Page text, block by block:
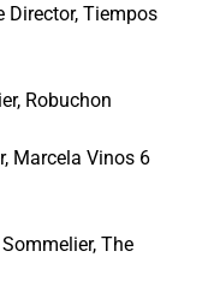
Director, Tiempos
Robuchon
Marcela Vinos 6
The